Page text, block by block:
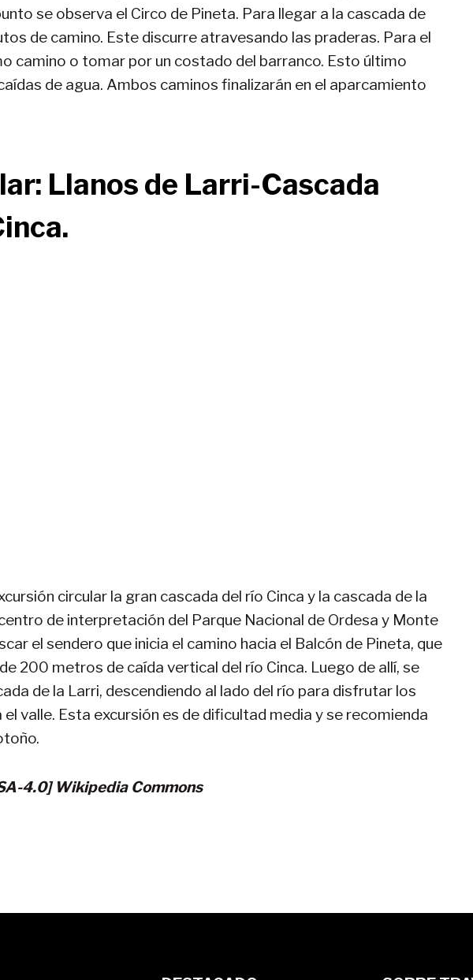
se observa el Circo de Pineta. Para llegar a la cascada de
de camino. Este discurre atravesando las praderas. Para el
camino o tomar por un costado del barranco. Esto último
de agua. Ambos caminos finalizarán en el aparcamiento
Llanos de Larri-Cascada
circular la gran cascada del río Cinca y la cascada de la
de interpretación del Parque Nacional de Ordesa y Monte
el sendero que inicia el camino hacia el Balcón de Pineta, que
200 metros de caída vertical del río Cinca. Luego de allí, se
de la Larri, descendiendo al lado del río para disfrutar los
valle. Esta excursión es de dificultad media y se recomienda
4.0] Wikipedia Commons